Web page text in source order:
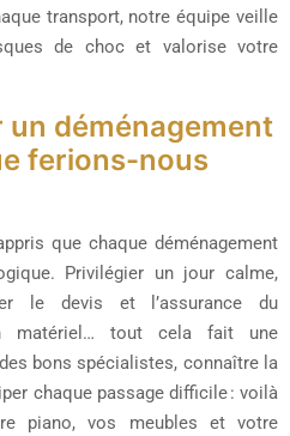
transport, notre équipe veille
de choc et valorise votre
un déménagement
ferions-nous
que chaque déménagement
Privilégier un jour calme,
le devis et l’assurance du
matériel… tout cela fait une
bons spécialistes, connaître la
chaque passage difficile : voilà
piano, vos meubles et votre